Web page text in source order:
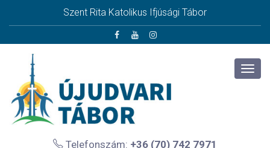
Szent Rita Katolikus Ifjúsági Tábor
Telefonszám: +36 (70) 742 7971